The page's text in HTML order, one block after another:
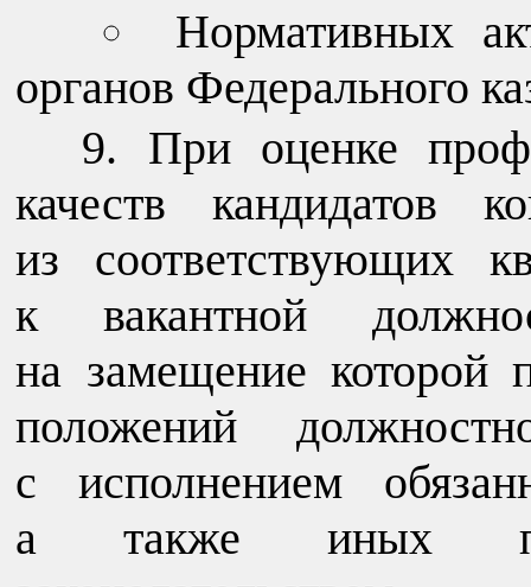
Нормативных
органов Федерального
При оценке
качеств кандидатов
из соответствующих
к вакантной
на замещение которой
положений
с исполнением
а также иных